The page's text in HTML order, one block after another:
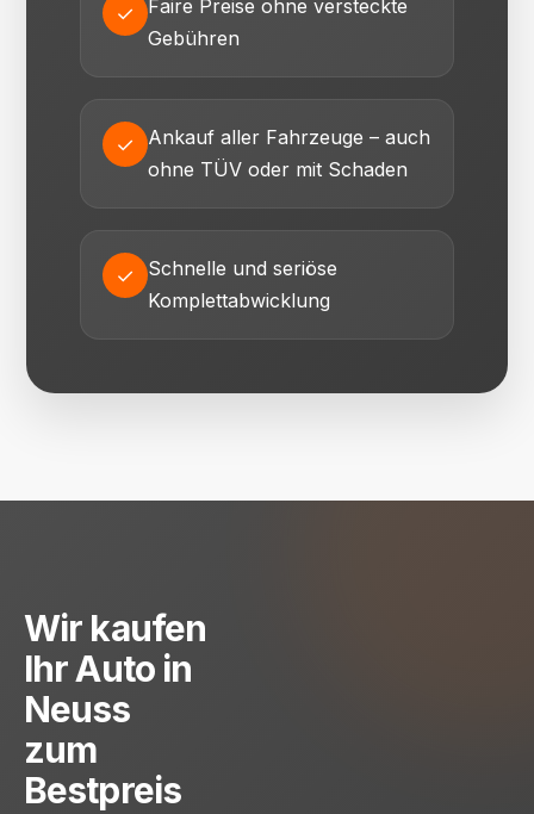
✓
Faire Preise ohne versteckte
Gebühren
✓
Ankauf aller Fahrzeuge – auch
ohne TÜV oder mit Schaden
✓
Schnelle und seriöse
Komplettabwicklung
Wir kaufen
Ihr Auto in
Neuss
zum
Bestpreis